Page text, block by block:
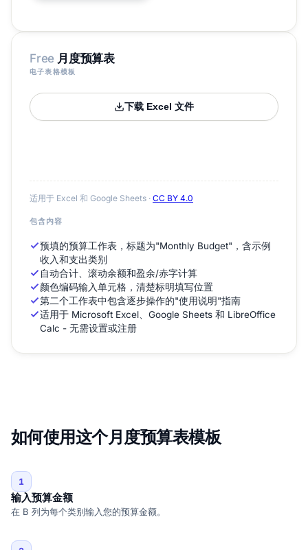
Free 月度预算表
电子表格模板
下载 Excel 文件
适用于 Excel 和 Google Sheets · CC BY 4.0
包含内容
预填的预算工作表，标题为"Monthly Budget"，含示例
收入和支出类别
自动合计、滚动余额和盈余/赤字计算
颜色编码输入单元格，清楚标明填写位置
第二个工作表中包含逐步操作的"使用说明"指南
适用于 Microsoft Excel、Google Sheets 和 LibreOffice
Calc - 无需设置或注册
如何使用这个月度预算表模板
1
输入预算金额
在 B 列为每个类别输入您的预算金额。